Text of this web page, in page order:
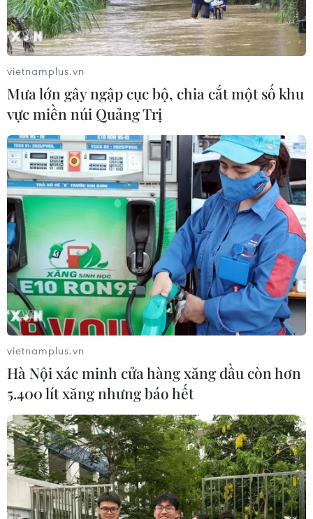
vietnamplus.vn
Mưa lớn gây ngập cục bộ, chia cắt một số khu
vực miền núi Quảng Trị
vietnamplus.vn
Hà Nội xác minh cửa hàng xăng dầu còn hơn
5.400 lít xăng nhưng báo hết